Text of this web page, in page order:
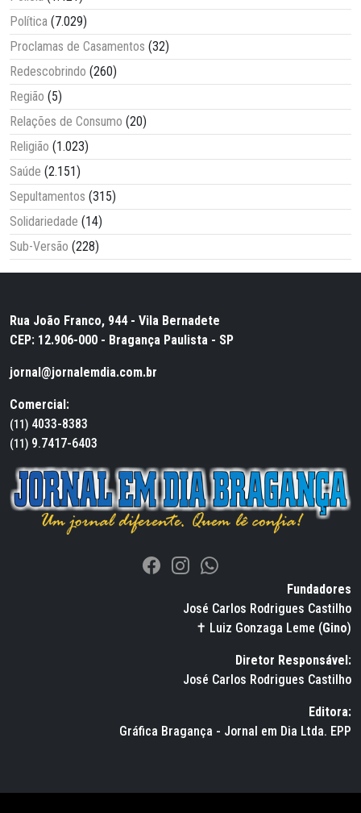
Política (7.029)
Proclamas de Casamentos (32)
Redescobrindo (260)
Região (5)
Relações de Consumo (20)
Religião (1.023)
Saúde (2.151)
Sepultamentos (315)
Solidariedade (14)
Sub-Versão (228)
Rua João Franco, 944 - Vila Bernadete
CEP: 12.906-000 - Bragança Paulista - SP
jornal@jornalemdia.com.br
Comercial:
(11) 4033-8383
(11) 9.7417-6403
Fundadores
José Carlos Rodrigues Castilho
✝ Luiz Gonzaga Leme (Gino)
Diretor Responsável:
José Carlos Rodrigues Castilho
Editora:
Gráfica Bragança - Jornal em Dia Ltda. EPP